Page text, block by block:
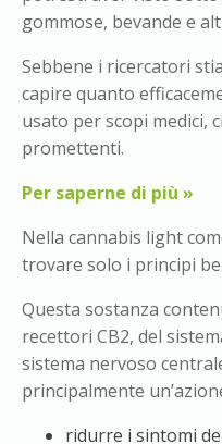
gommose, bevande e
Sebbene i ricercatori
capire quanto
usato per scopi medici,
promettenti.
Per saperne di più »
Nella cannabis light
trovare solo i principi
Questa sostanza
recettori CB2, del
sistema nervoso
principalmente
ridurre i sintomi